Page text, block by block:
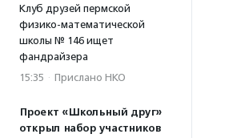
Клуб друзей пермской
физико-математической
школы № 146 ищет
фандрайзера
15:35 · Прислано НКО
Проект «Школьный друг»
открыл набор участников